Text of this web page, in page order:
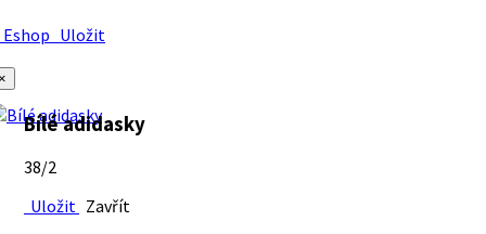
Uložit
Bílé adidasky
38/2
Uložit Zavřít